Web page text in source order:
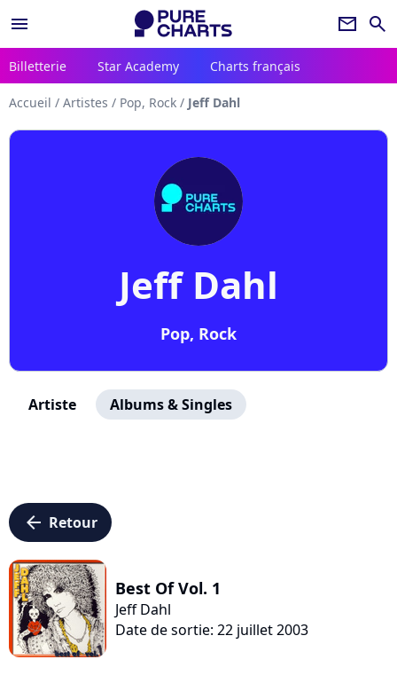
menu newsletter search
Billetterie Star Academy Charts français
Accueil / Artistes / Pop, Rock / Jeff Dahl
Jeff Dahl
Pop, Rock
Artiste Albums & Singles
arrow_left Retour
Best Of Vol. 1
Jeff Dahl
Date de sortie: 22 juillet 2003